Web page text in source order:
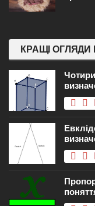
КРАЩІ ОГЛЯДИ